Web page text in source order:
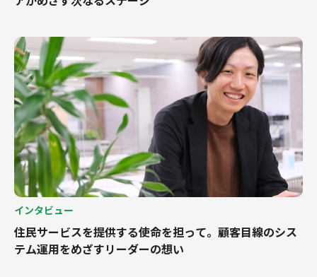
インタビュー
住民サービスを提供する使命を担って。顧客目線のシス
テム運用をめざすリーダーの想い